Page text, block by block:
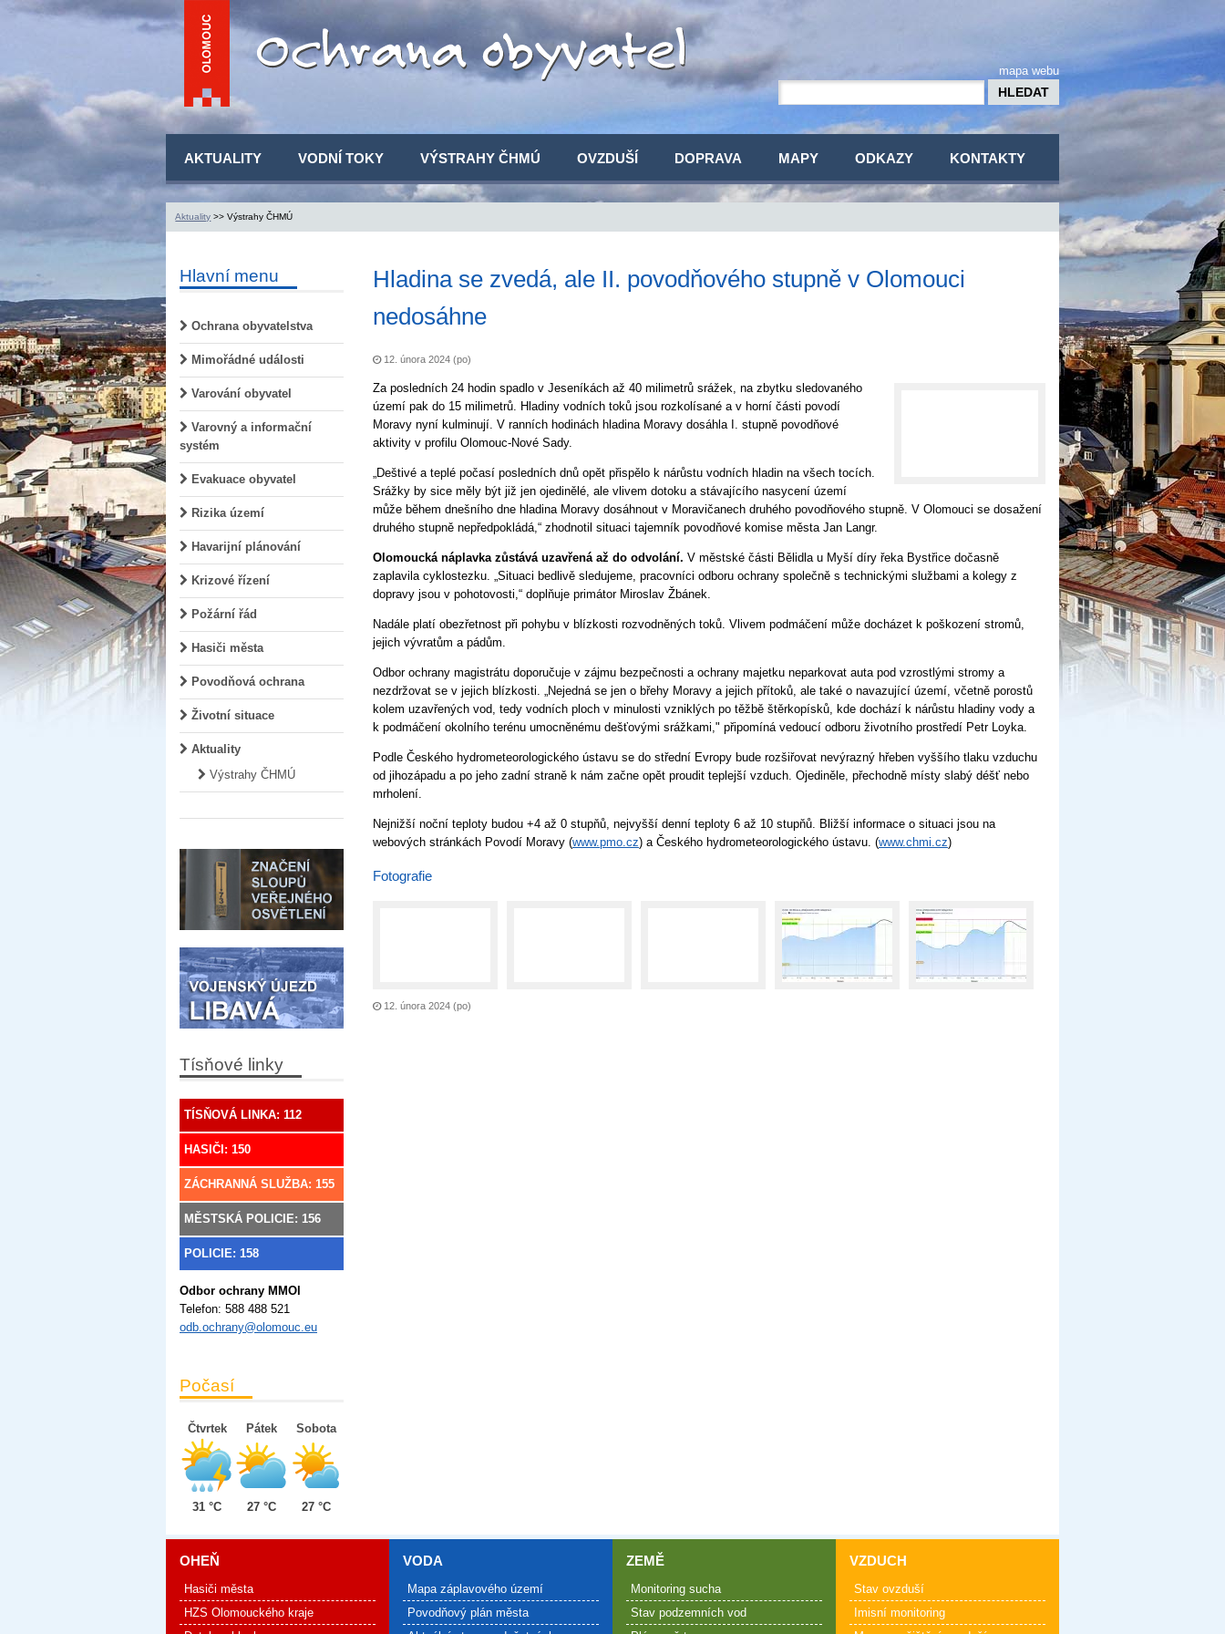
mapa webu
AKTUALITY VODNÍ TOKY VÝSTRAHY ČHMÚ OVZDUŠÍ DOPRAVA MAPY ODKAZY KONTAKTY
Aktuality >> Výstrahy ČHMÚ
Hlavní menu
Ochrana obyvatelstva
Mimořádné události
Varování obyvatel
Varovný a informační
systém
Evakuace obyvatel
Rizika území
Havarijní plánování
Krizové řízení
Požární řád
Hasiči města
Povodňová ochrana
Životní situace
Aktuality
Výstrahy ČHMÚ
Tísňové linky
TÍSŇOVÁ LINKA: 112
HASIČI: 150
ZÁCHRANNÁ SLUŽBA: 155
MĚSTSKÁ POLICIE: 156
POLICIE: 158
Odbor ochrany MMOl
Telefon: 588 488 521
odb.ochrany@olomouc.eu
Počasí
Čtvrtek
31 °C
Pátek
27 °C
Sobota
27 °C
Hladina se zvedá, ale II. povodňového stupně v Olomouci
nedosáhne
12. února 2024 (po)
Za posledních 24 hodin spadlo v Jeseníkách až 40 milimetrů srážek, na zbytku sledovaného
území pak do 15 milimetrů. Hladiny vodních toků jsou rozkolísané a v horní části povodí
Moravy nyní kulminují. V ranních hodinách hladina Moravy dosáhla I. stupně povodňové
aktivity v profilu Olomouc-Nové Sady.
„Deštivé a teplé počasí posledních dnů opět přispělo k nárůstu vodních hladin na všech tocích.
Srážky by sice měly být již jen ojedinělé, ale vlivem dotoku a stávajícího nasycení území
může během dnešního dne hladina Moravy dosáhnout v Moravičanech druhého povodňového stupně. V Olomouci se dosažení
druhého stupně nepředpokládá,“ zhodnotil situaci tajemník povodňové komise města Jan Langr.
Olomoucká náplavka zůstává uzavřená až do odvolání. V městské části Bělidla u Myší díry řeka Bystřice dočasně
zaplavila cyklostezku. „Situaci bedlivě sledujeme, pracovníci odboru ochrany společně s technickými službami a kolegy z
dopravy jsou v pohotovosti,“ doplňuje primátor Miroslav Žbánek.
Nadále platí obezřetnost při pohybu v blízkosti rozvodněných toků. Vlivem podmáčení může docházet k poškození stromů,
jejich vývratům a pádům.
Odbor ochrany magistrátu doporučuje v zájmu bezpečnosti a ochrany majetku neparkovat auta pod vzrostlými stromy a
nezdržovat se v jejich blízkosti. „Nejedná se jen o břehy Moravy a jejich přítoků, ale také o navazující území, včetně porostů
kolem uzavřených vod, tedy vodních ploch v minulosti vzniklých po těžbě štěrkopísků, kde dochází k nárůstu hladiny vody a
k podmáčení okolního terénu umocněnému dešťovými srážkami," připomíná vedoucí odboru životního prostředí Petr Loyka.
Podle Českého hydrometeorologického ústavu se do střední Evropy bude rozšiřovat nevýrazný hřeben vyššího tlaku vzduchu
od jihozápadu a po jeho zadní straně k nám začne opět proudit teplejší vzduch. Ojediněle, přechodně místy slabý déšť nebo
mrholení.
Nejnižší noční teploty budou +4 až 0 stupňů, nejvyšší denní teploty 6 až 10 stupňů. Bližší informace o situaci jsou na
webových stránkách Povodí Moravy (www.pmo.cz) a Českého hydrometeorologického ústavu. (www.chmi.cz)
Fotografie
12. února 2024 (po)
OHEŇ
Hasiči města
HZS Olomouckého kraje
VODA
Mapa záplavového území
Povodňový plán města
ZEMĚ
Monitoring sucha
Stav podzemních vod
VZDUCH
Stav ovzduší
Imisní monitoring